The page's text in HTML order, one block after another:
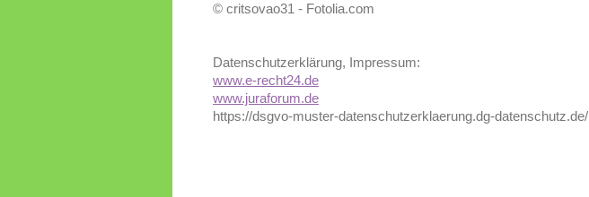
© critsovao31 - Fotolia.com
Datenschutzerklärung, Impressum:
www.e-recht24.de
www.juraforum.de
https://dsgvo-muster-datenschutzerklaerung.dg-datenschutz.de/